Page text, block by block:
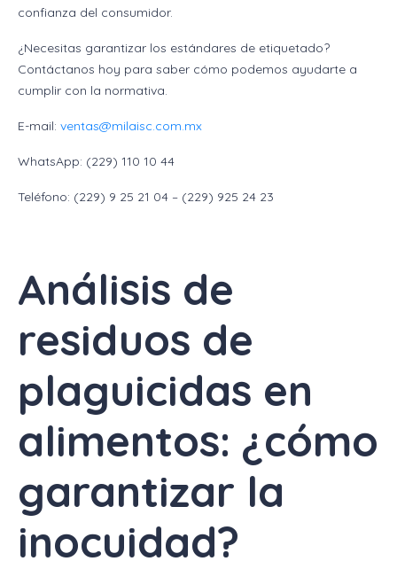
confianza del consumidor.
¿Necesitas garantizar los estándares de etiquetado?
Contáctanos hoy para saber cómo podemos ayudarte a
cumplir con la normativa.
E-mail: ventas@milaisc.com.mx
WhatsApp: (229) 110 10 44
Teléfono: (229) 9 25 21 04 – (229) 925 24 23
Análisis de
residuos de
plaguicidas en
alimentos: ¿cómo
garantizar la
inocuidad?